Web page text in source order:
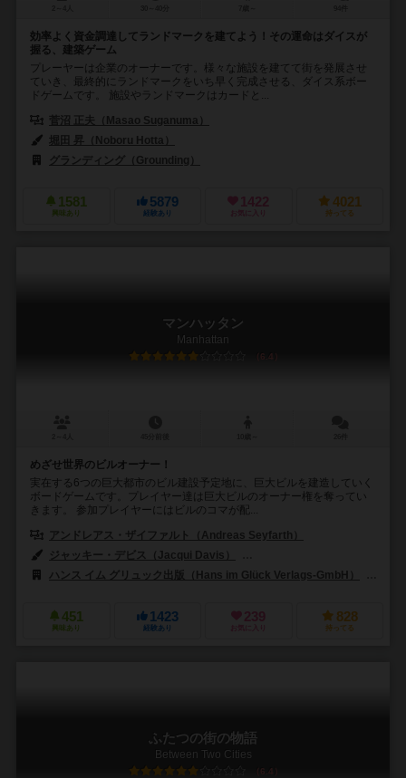
効率よく資金調達してランドマークを建てよう！その運命はダイスが
握る、建築ゲーム
プレーヤーは企業のオーナーです。様々な施設を建てて街を発展させ
ていき、最終的にランドマークをいち早く完成させる、ダイス系ボー
ドゲームです。 施設やランドマークはカードと...
菅沼 正夫（Masao Suganuma）
堀田 昇（Noboru Hotta）
グランディング（Grounding）
1581
興味あり
5879
経験あり
1422
お気に入り
4021
持ってる
マンハッタン
Manhattan
6.4
めざせ世界のビルオーナー！
実在する6つの巨大都市のビル建設予定地に、巨大ビルを建造していく
ボードゲームです。プレイヤー達は巨大ビルのオーナー権を奪ってい
きます。 参加プレイヤーにはビルのコマが配...
アンドレアス・ザイファルト（Andreas Seyfarth）
ジャッキー・デビス（Jacqui Davis）
ハンス イム グリュック出版（Hans im Glück Verlags-GmbH）
451
興味あり
1423
経験あり
239
お気に入り
828
持ってる
ふたつの街の物語
Between Two Cities
6.4